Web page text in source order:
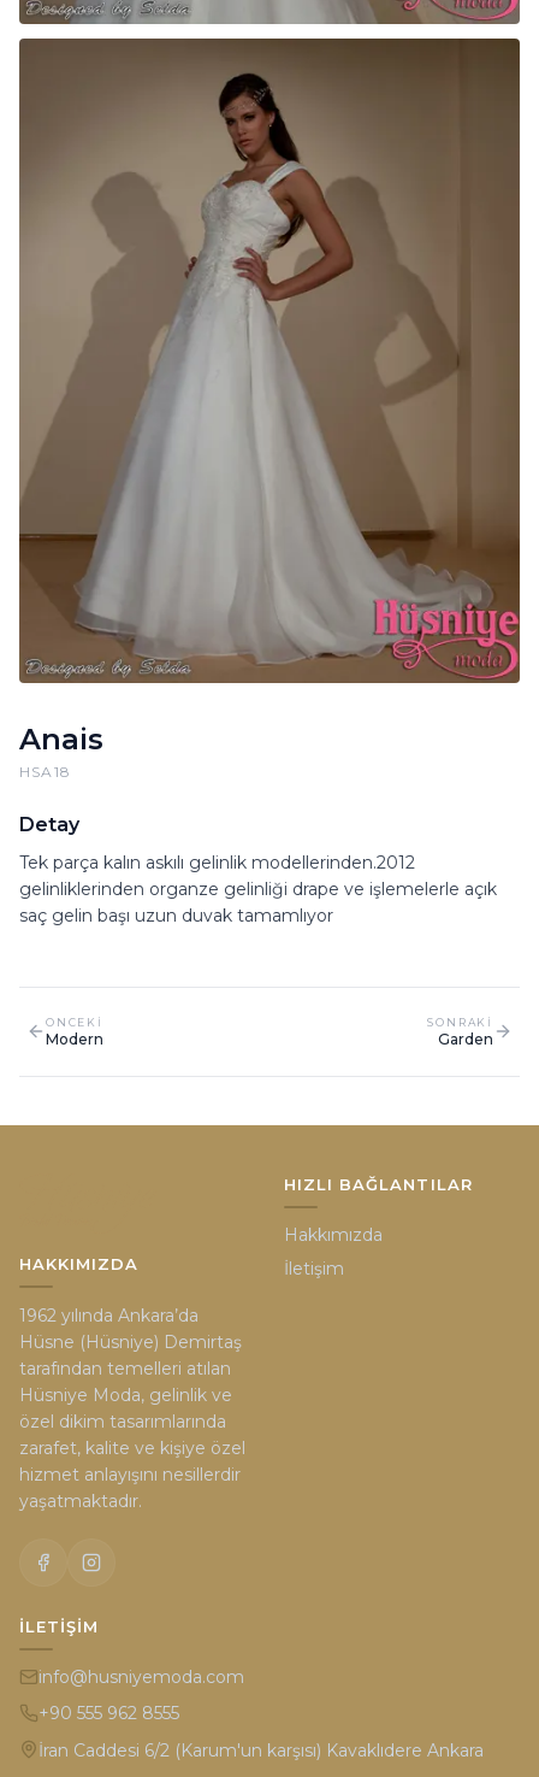
Anais
HSA18
Detay
Tek parça kalın askılı gelinlik modellerinden.2012
gelinliklerinden organze gelinliği drape ve işlemelerle açık
saç gelin başı uzun duvak tamamlıyor
ONCEKI
Modern
SONRAKI
Garden
HAKKIMIZDA
1962 yılında Ankara’da
Hüsne (Hüsniye) Demirtaş
tarafından temelleri atılan
Hüsniye Moda, gelinlik ve
özel dikim tasarımlarında
zarafet, kalite ve kişiye özel
hizmet anlayışını nesillerdir
yaşatmaktadır.
HIZLI BAĞLANTILAR
Hakkımızda
İletişim
İLETIŞIM
info@husniyemoda.com
+90 555 962 8555
İran Caddesi 6/2 (Karum'un karşısı) Kavaklıdere Ankara